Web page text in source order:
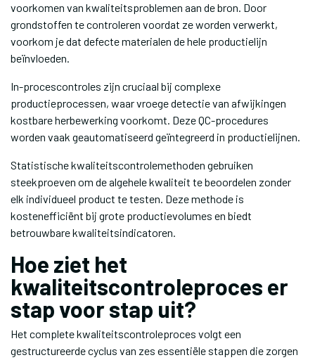
voorkomen van kwaliteitsproblemen aan de bron. Door
grondstoffen te controleren voordat ze worden verwerkt,
voorkom je dat defecte materialen de hele productielijn
beïnvloeden.
In-procescontroles zijn cruciaal bij complexe
productieprocessen, waar vroege detectie van afwijkingen
kostbare herbewerking voorkomt. Deze QC-procedures
worden vaak geautomatiseerd geïntegreerd in productielijnen.
Statistische kwaliteitscontrolemethoden gebruiken
steekproeven om de algehele kwaliteit te beoordelen zonder
elk individueel product te testen. Deze methode is
kostenefficiënt bij grote productievolumes en biedt
betrouwbare kwaliteitsindicatoren.
Hoe ziet het
kwaliteitscontroleproces er
stap voor stap uit?
Het complete kwaliteitscontroleproces volgt een
gestructureerde cyclus van zes essentiële stappen die zorgen